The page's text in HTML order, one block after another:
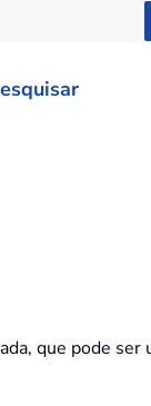
que pode ser